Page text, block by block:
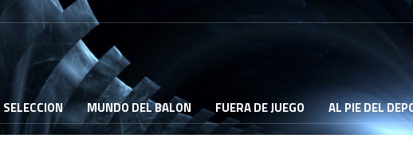
SELECCION MUNDO DEL BALON FUERA DE JUEGO AL PIE DEL